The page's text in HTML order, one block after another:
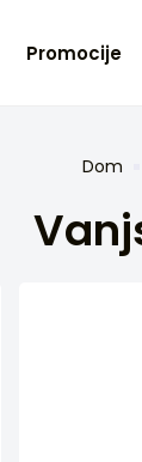
Promocije
Dom